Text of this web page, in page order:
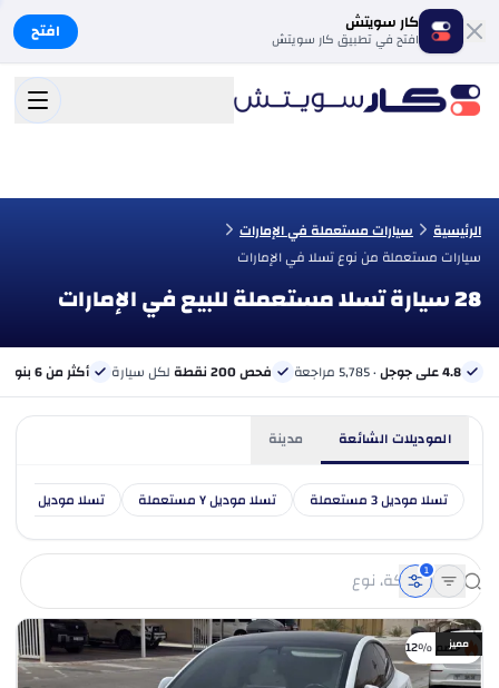
كار سويتش
افتح في تطبيق كار سويتش افتح
الرئيسية
سيارات مستعملة في الإمارات
سيارات مستعملة من نوع تسلا في الإمارات
28 سيارة تسلا مستعملة للبيع في الإمارات
4.8 على جوجل · 5,785 مراجعة فحص 200 نقطة لكل سيارة أكثر من 6 بنوك
الموديلات الشائعة مدينة
تسلا موديل 3 مستعملة تسلا موديل Y مستعملة تسلا موديل X مستعملة
1
خصم %12مميز